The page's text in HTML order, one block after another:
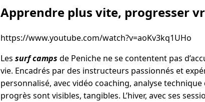
Apprendre plus vite, progresser
https://www.youtube.com/watch?v=aoKv3kq1UHo
Les surf camps de Peniche ne se contentent pas
vie. Encadrés par des instructeurs passionnés et
personnalisé, avec vidéo coaching, analyse
progrès sont visibles, tangibles. L’hiver, avec ses